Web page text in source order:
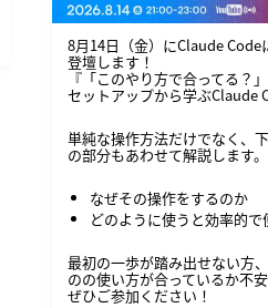
8月14日（金）にClaude Code
登壇します！
『「このやり方で合ってる？
セットアップから学ぶClaude
単純な操作方法だけでなく、
の部分もあわせて解説します。
なぜその操作をするのか
どのように使うと効率的で
最初の一歩が踏み出せない方
のの使い方が合っているか不
ぜひご参加ください！